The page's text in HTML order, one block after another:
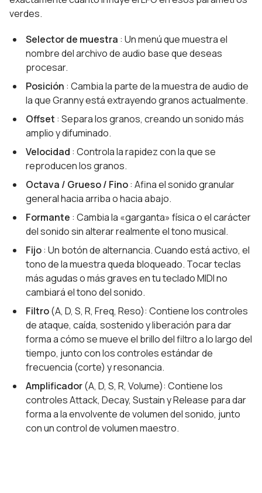
verdes.
Selector de muestra : Un menú que muestra el
nombre del archivo de audio base que deseas
procesar.
Posición : Cambia la parte de la muestra de audio de
la que Granny está extrayendo granos actualmente.
Offset : Separa los granos, creando un sonido más
amplio y difuminado.
Velocidad : Controla la rapidez con la que se
reproducen los granos.
Octava / Grueso / Fino: Afina el sonido granular
general hacia arriba o hacia abajo.
Formante : Cambia la «garganta» física o el carácter
del sonido sin alterar realmente el tono musical.
Fijo: Un botón de alternancia. Cuando está activo, el
tono de la muestra queda bloqueado. Tocar teclas
más agudas o más graves en tu teclado MIDI no
cambiará el tono del sonido.
Filtro(A, D, S, R, Freq, Reso): Contiene los controles
de ataque, caída, sostenido y liberación para dar
forma a cómo se mueve el brillo del filtro a lo largo del
tiempo, junto con los controles estándar de
frecuencia (corte) y resonancia.
Amplificador(A, D, S, R, Volume): Contiene los
controles Attack, Decay, Sustain y Release para dar
forma a la envolvente de volumen del sonido, junto
con un control de volumen maestro.